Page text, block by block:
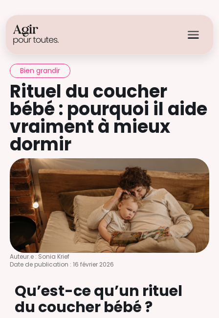
Bien grandir
Rituel du coucher
bébé : pourquoi il aide
vraiment à mieux
dormir
Auteur.e : Sonia Krief
Date de publication : 16 février 2026
Qu’est-ce qu’un rituel
du coucher bébé ?